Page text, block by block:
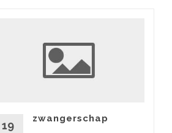
19
zwangerschap